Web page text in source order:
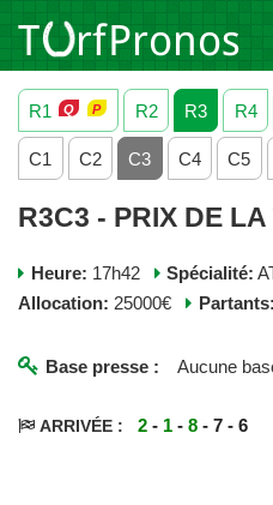
R1
R2 R3 R4
C1 C2 C3 C4 C5
Heure: 17h42 Spécialité:
Allocation: 25000€ Partants:
Base presse : Aucune
ARRIVÉE : 2 - 1 -8 - 7 - 6